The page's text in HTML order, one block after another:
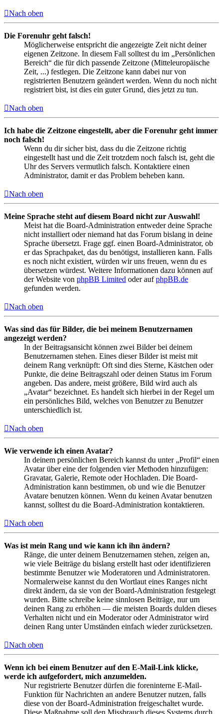
Nach oben
Die Forenuhr geht falsch!
Möglicherweise entspricht die angezeigte Zeit nicht deiner
eigenen Zeitzone. In diesem Fall solltest du im „Persönlichen
Bereich“ die für dich passende Zeitzone (Mitteleuropäische
Zeit, ...) festlegen. Die Zeitzone kann dabei nur von
registrierten Benutzern geändert werden. Wenn du noch nicht
registriert bist, ist dies ein guter Grund, dies jetzt zu tun.
Nach oben
Ich habe die Zeitzone eingestellt, aber die Forenuhr geht immer
noch falsch!
Wenn du dir sicher bist, dass du die Zeitzone richtig
eingestellt hast und die Zeit trotzdem noch falsch ist, geht die
Uhr des Servers vermutlich falsch. Kontaktiere einen
Administrator, damit er das Problem beheben kann.
Nach oben
Meine Sprache steht auf diesem Board nicht zur Auswahl!
Meist hat die Board-Administration entweder deine Sprache
nicht installiert oder niemand hat das Forum bislang in deine
Sprache übersetzt. Frage ggf. einen Board-Administrator, ob
er das Sprachpaket, das du benötigst, installieren kann. Falls
es noch nicht existiert, würden wir uns freuen, wenn du es
übersetzen würdest. Weitere Informationen dazu können auf
der Website von phpBB Limited oder aufphpBB.de
gefunden werden.
Nach oben
Was sind das für Bilder, die bei meinem Benutzernamen
angezeigt werden?
In der Beitragsansicht können zwei Bilder bei deinem
Benutzernamen stehen. Eines dieser Bilder ist meist mit
deinem Rang verknüpft: Oft sind dies Sterne, Kästchen oder
Punkte, die deine Beitragszahl oder deinen Status im Forum
angeben. Das andere, meist größere, Bild wird auch als
„Avatar“ bezeichnet. Es handelt sich hierbei in der Regel um
ein persönliches Bild, welches von Benutzer zu Benutzer
unterschiedlich ist.
Nach oben
Wie verwende ich einen Avatar?
In deinem persönlichen Bereich kannst du unter „Profil“ einen
Avatar über eine der folgenden vier Methoden hinzufügen:
Gravatar, Galerie, Remote oder Hochladen. Die Board-
Administration kann bestimmen, ob und wie die Benutzer
Avatare benutzen können. Wenn du keinen Avatar benutzen
kannst, solltest du die Board-Administration kontaktieren.
Nach oben
Was ist mein Rang und wie kann ich ihn ändern?
Ränge, die unter deinem Benutzernamen stehen, zeigen an,
wie viele Beiträge du bislang erstellt hast oder identifizieren
bestimmte Benutzer wie Moderatoren und Administratoren.
Normalerweise kannst du den Wortlaut eines Ranges nicht
direkt ändern, da sie von der Board-Administration festgelegt
wurden. Bitte schreibe keine sinnlosen Beiträge, nur um
deinen Rang zu erhöhen — die meisten Boards dulden dieses
Verhalten nicht und ein Moderator oder Administrator wird
deinen Rang unter Umständen einfach wieder zurücksetzen.
Nach oben
Wenn ich bei einem Benutzer auf den E-Mail-Link klicke,
werde ich aufgefordert, mich anzumelden.
Nur registrierte Benutzer dürfen die foreninterne E-Mail-
Funktion für Nachrichten an andere Benutzer nutzen, falls
diese von der Board-Administration freigeschaltet wurde.